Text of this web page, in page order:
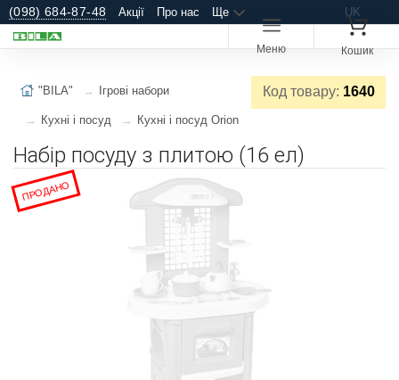
(098) 684-87-48 Акції Про нас Ще UK
Меню Кошик
Код товару: 1640
"BILA" Ігрові набори
Кухні і посуд Кухні і посуд Orion
Набір посуду з плитою (16 ел)
ПРОДАНО